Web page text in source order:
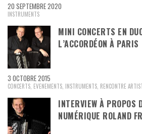
20 SEPTEMBRE 2020
INSTRUMENTS
MINI CONCERTS EN
L’ACCORDÉON À PARIS
3 OCTOBRE 2015
CONCERTS EVENEMENTS INSTRUMENTS RENCONTRE
INTERVIEW À PROPOS
NUMÉRIQUE ROLAND